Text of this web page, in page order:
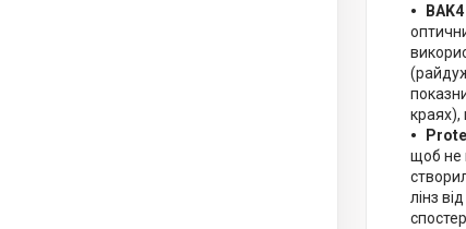
BAK4
краях),
щоб не
лінз